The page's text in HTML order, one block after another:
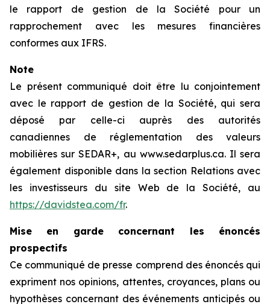
le rapport de gestion de la Société pour un
rapprochement avec les mesures financières
conformes aux IFRS.
Note
Le présent communiqué doit être lu conjointement
avec le rapport de gestion de la Société, qui sera
déposé par celle-ci auprès des autorités
canadiennes de réglementation des valeurs
mobilières sur SEDAR+, au www.sedarplus.ca. Il sera
également disponible dans la section Relations avec
les investisseurs du site Web de la Société, au
https://davidstea.com/fr.
Mise en garde concernant les énoncés
prospectifs
Ce communiqué de presse comprend des énoncés qui
expriment nos opinions, attentes, croyances, plans ou
hypothèses concernant des événements anticipés ou